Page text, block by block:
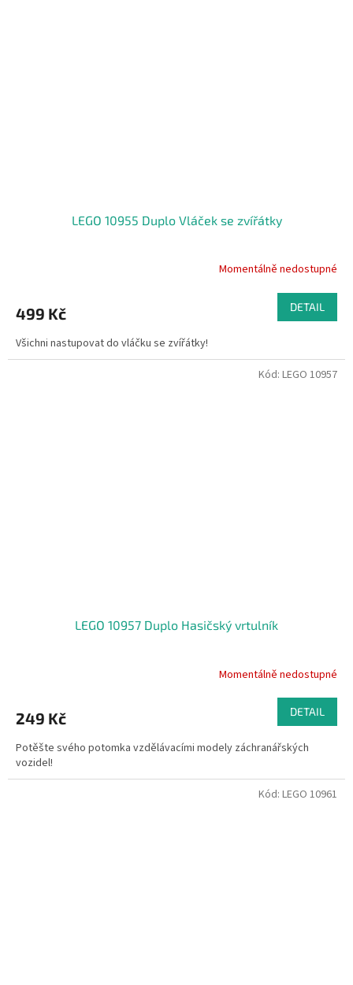
LEGO 10955 Duplo Vláček se zvířátky
Momentálně nedostupné
499 Kč DETAIL
Všichni nastupovat do vláčku se zvířátky!
LEGO 10957 Duplo Hasičský vrtulník
Momentálně nedostupné
249 Kč DETAIL
Potěšte svého potomka vzdělávacími modely záchranářských
vozidel!
Kód: LEGO 10957
Kód: LEGO 10961